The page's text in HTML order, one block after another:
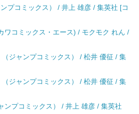
プコミックス） / 井上 雄彦 / 集英社 [コ
ワコミックス・エース) / モクモク れん /
ジャンプコミックス） / 松井 優征 / 集
ジャンプコミックス） / 松井 優征 / 集
ンプコミックス） / 井上 雄彦 / 集英社